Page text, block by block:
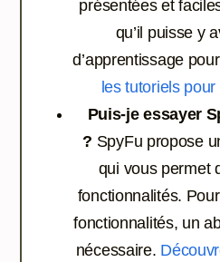
présentées et
qu’il puisse y
d’apprentissage
les tutoriels
Puis-je essayer
? SpyFu propose
qui vous permet
fonctionnalités.
fonctionnalités, un
nécessaire.